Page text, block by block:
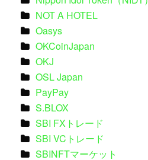
NOT A HOTEL
Oasys
OKCoinJapan
OKJ
OSL Japan
PayPay
S.BLOX
SBI FXトレード
SBI VCトレード
SBINFTマーケット